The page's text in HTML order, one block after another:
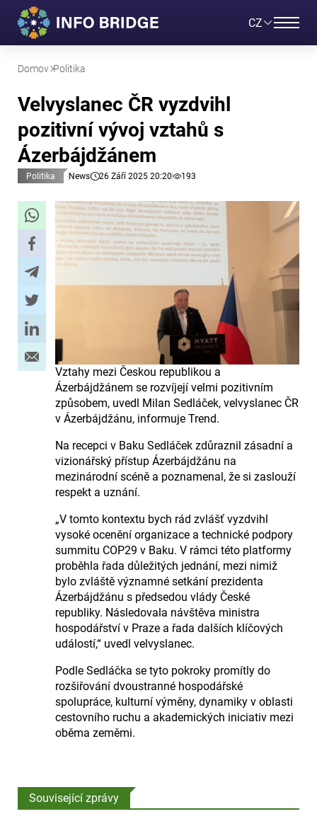
CZ
Domov Politika
Velvyslanec ČR vyzdvihl
pozitivní vývoj vztahů s
Ázerbájdžánem
Politika News 26 Září 2025 20:20 193
Vztahy mezi Českou republikou a
Ázerbájdžánem se rozvíjejí velmi pozitivním
způsobem, uvedl Milan Sedláček, velvyslanec ČR
v Ázerbájdžánu, informuje Trend.
Na recepci v Baku Sedláček zdůraznil zásadní a
vizionářský přístup Ázerbájdžánu na
mezinárodní scéně a poznamenal, že si zaslouží
respekt a uznání.
„V tomto kontextu bych rád zvlášť vyzdvihl
vysoké ocenění organizace a technické podpory
summitu COP29 v Baku. V rámci této platformy
proběhla řada důležitých jednání, mezi nimiž
bylo zvláště významné setkání prezidenta
Ázerbájdžánu s předsedou vlády České
republiky. Následovala návštěva ministra
hospodářství v Praze a řada dalších klíčových
událostí,“ uvedl velvyslanec.
Podle Sedláčka se tyto pokroky promítly do
rozšiřování dvoustranné hospodářské
spolupráce, kulturní výměny, dynamiky v oblasti
cestovního ruchu a akademických iniciativ mezi
oběma zeměmi.
Související zprávy